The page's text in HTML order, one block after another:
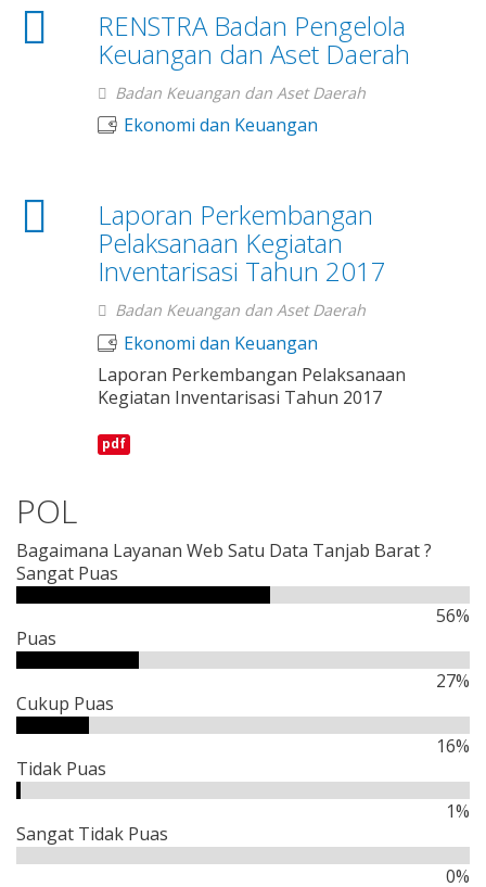
RENSTRA Badan Pengelola
Keuangan dan Aset Daerah
Badan Keuangan dan Aset Daerah
Ekonomi dan Keuangan
Laporan Perkembangan
Pelaksanaan Kegiatan
Inventarisasi Tahun 2017
Badan Keuangan dan Aset Daerah
Ekonomi dan Keuangan
Laporan Perkembangan Pelaksanaan
Kegiatan Inventarisasi Tahun 2017
pdf
POL
Bagaimana Layanan Web Satu Data Tanjab Barat ?
Sangat Puas
56%
Puas
27%
Cukup Puas
16%
Tidak Puas
1%
Sangat Tidak Puas
0%